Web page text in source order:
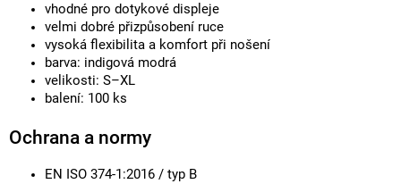
vhodné pro dotykové displeje
velmi dobré přizpůsobení ruce
vysoká flexibilita a komfort při nošení
barva: indigová modrá
velikosti: S–XL
balení: 100 ks
Ochrana a normy
EN ISO 374-1:2016 / typ B